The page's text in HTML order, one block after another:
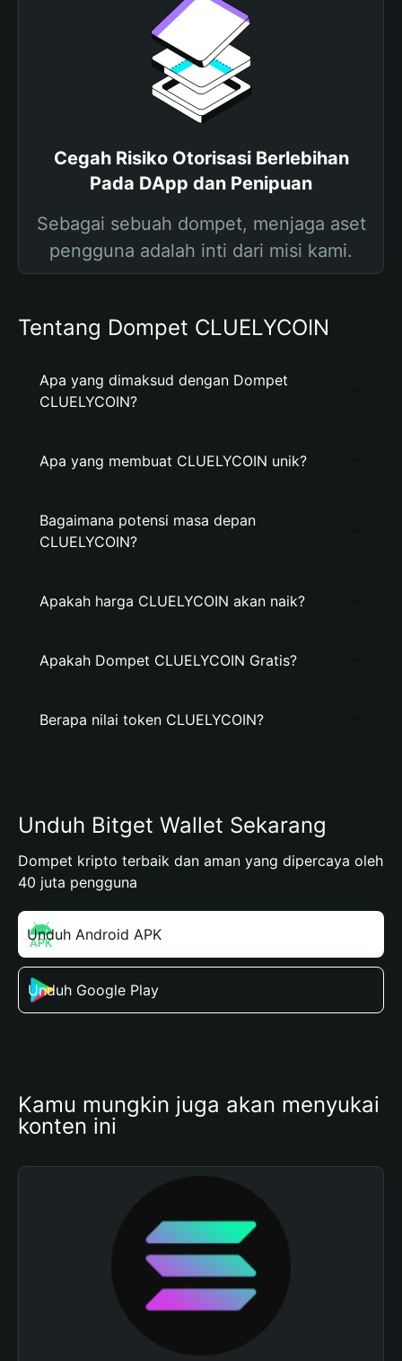
Cegah Risiko Otorisasi Berlebihan
Pada DApp dan Penipuan
Sebagai sebuah dompet, menjaga aset
pengguna adalah inti dari misi kami.
Tentang Dompet CLUELYCOIN
Apa yang dimaksud dengan Dompet
CLUELYCOIN?
Apa yang membuat CLUELYCOIN unik?
Bagaimana potensi masa depan
CLUELYCOIN?
Apakah harga CLUELYCOIN akan naik?
Apakah Dompet CLUELYCOIN Gratis?
Berapa nilai token CLUELYCOIN?
Unduh Bitget Wallet Sekarang
Dompet kripto terbaik dan aman yang dipercaya oleh
40 juta pengguna
Unduh Android APK
Unduh Google Play
Kamu mungkin juga akan menyukai
konten ini